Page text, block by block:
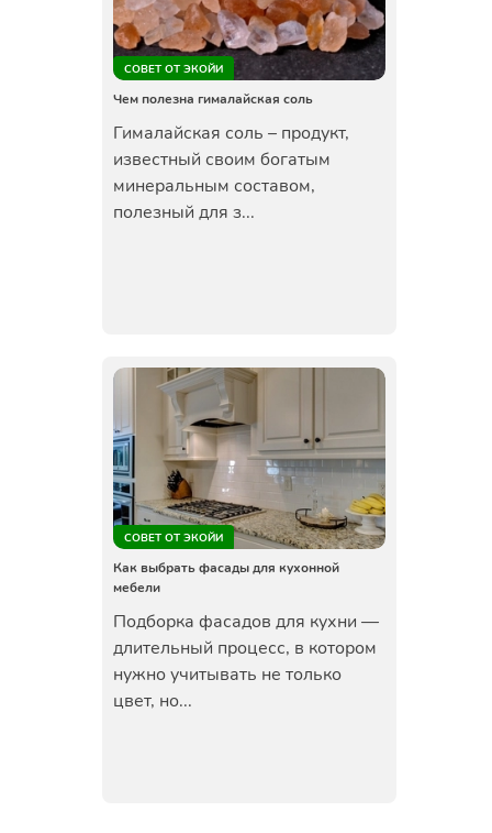
СОВЕТ ОТ ЭКОЙИ
Чем полезна гималайская соль
Гималайская соль – продукт,
известный своим богатым
минеральным составом,
полезный для з...
СОВЕТ ОТ ЭКОЙИ
Как выбрать фасады для кухонной
мебели
Подборка фасадов для кухни —
длительный процесс, в котором
нужно учитывать не только
цвет, но...